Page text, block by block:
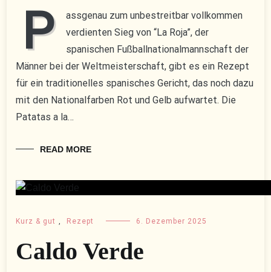
P
assgenau zum unbestreitbar vollkommen
verdienten Sieg von “La Roja”, der
spanischen Fußballnationalmannschaft der
Männer bei der Weltmeisterschaft, gibt es ein Rezept
für ein traditionelles spanisches Gericht, das noch dazu
mit den Nationalfarben Rot und Gelb aufwartet. Die
Patatas a la…
READ MORE
Kurz & gut Rezept 6. Dezember 2025
Caldo Verde